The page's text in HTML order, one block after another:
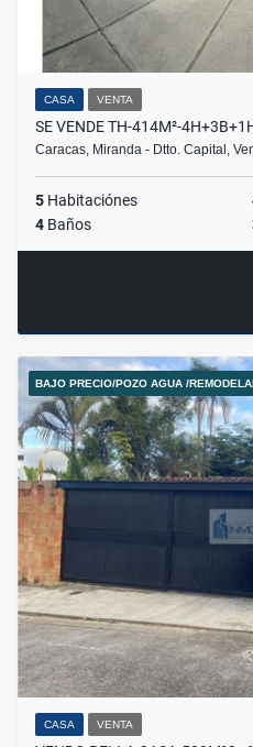
CASA VENTA
SE VENDE TH-414M²-
Caracas, Miranda - Dtto. Capital,
5 Habitaciónes
4 Baños
BAJO PRECIO/POZO AGUA /
CASA VENTA